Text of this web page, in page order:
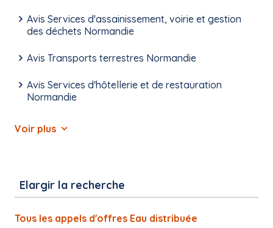
Avis Services d'assainissement, voirie et gestion
des déchets Normandie
Avis Transports terrestres Normandie
Avis Services d'hôtellerie et de restauration
Normandie
Voir plus
Elargir la recherche
Tous les appels d'offres Eau distribuée